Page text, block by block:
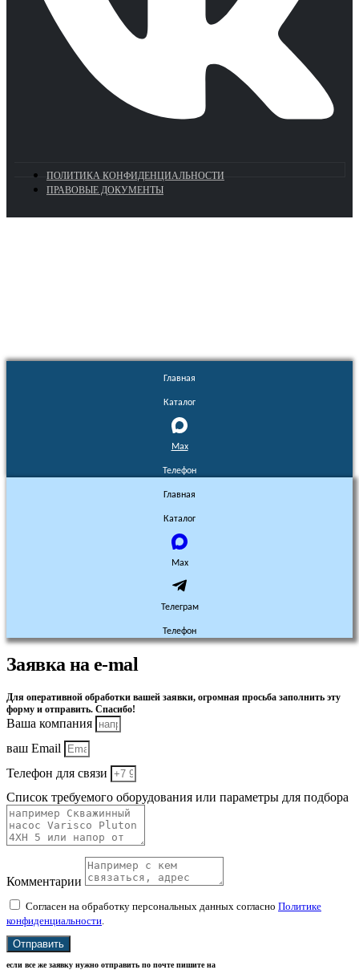
ПОЛИТИКА КОНФИДЕНЦИАЛЬНОСТИ
ПРАВОВЫЕ ДОКУМЕНТЫ
Главная
Каталог
Max
Телефон
Главная
Каталог
Max
Телеграм
Телефон
Заявка на e-mal
Для оперативной обработки вашей заявки, огромная просьба заполнить эту
форму и отправить. Спасибо!
Ваша компания
ваш Email
Телефон для связи
Список требуемого оборудования или параметры для подбора
Комментарии
Согласен на обработку персональных данных согласно Политике
конфиденциальности.
Отправить
если все же заявку нужно отправить по почте пишите на